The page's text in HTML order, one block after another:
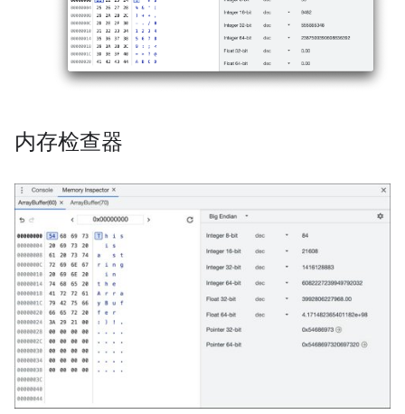
内存检查器